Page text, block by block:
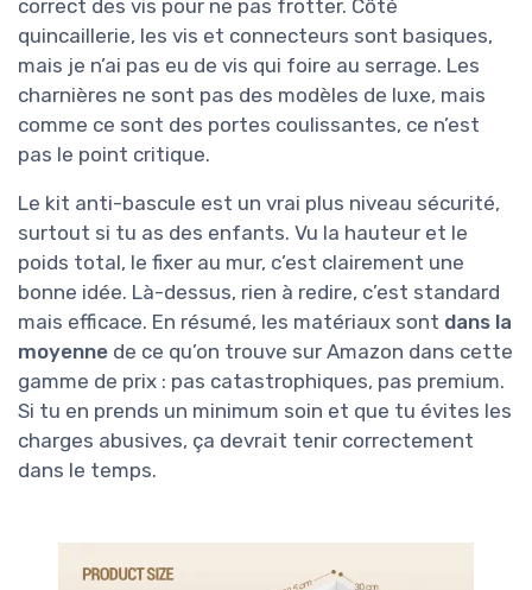
correct des vis pour ne pas frotter. Côté
quincaillerie, les vis et connecteurs sont basiques,
mais je n’ai pas eu de vis qui foire au serrage. Les
charnières ne sont pas des modèles de luxe, mais
comme ce sont des portes coulissantes, ce n’est
pas le point critique.
Le kit anti-bascule est un vrai plus niveau sécurité,
surtout si tu as des enfants. Vu la hauteur et le
poids total, le fixer au mur, c’est clairement une
bonne idée. Là-dessus, rien à redire, c’est standard
mais efficace. En résumé, les matériaux sont dans la
moyenne de ce qu’on trouve sur Amazon dans cette
gamme de prix : pas catastrophiques, pas premium.
Si tu en prends un minimum soin et que tu évites les
charges abusives, ça devrait tenir correctement
dans le temps.